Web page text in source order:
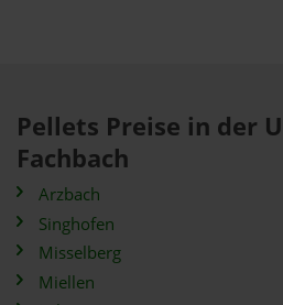
Pellets Preise in der
Fachbach
Arzbach
Singhofen
Misselberg
Miellen